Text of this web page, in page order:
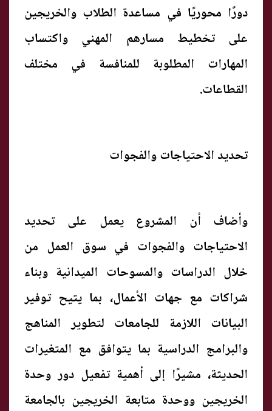
دورًا محوريًا في مساعدة الطلاب والخريجين
على تخطيط مسارهم المهني واكتساب
المهارات المطلوبة للمنافسة في مختلف
القطاعات.
تحديد الاحتياجات والفجوات
وأضاف أن المشروع يعمل على تحديد
الاحتياجات والفجوات في سوق العمل من
خلال الدراسات والمسوحات الميدانية وبناء
شراكات مع جهات الأعمال، بما يتيح توفير
البيانات اللازمة للجامعات لتطوير المناهج
والبرامج الدراسية بما يتوافق مع المتغيرات
الحديثة، مشيرًا إلى أهمية تفعيل دور وحدة
الخريجين ووحدة متابعة الخريجين بالجامعة